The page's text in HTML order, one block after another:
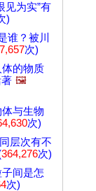
见为实”有
)
谁？被川
次)
体的物质
🖼️
与生物
次)
层次有不
364,276次)
间是怎
次)